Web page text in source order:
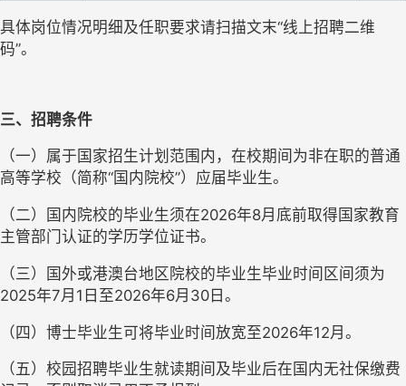
具体岗位情况明细及任职要求请扫描文末“线上招聘二维
码”。
三、招聘条件
（一）属于国家招生计划范围内，在校期间为非在职的普通
高等学校（简称“国内院校”）应届毕业生。
（二）国内院校的毕业生须在2026年8月底前取得国家教育
主管部门认证的学历学位证书。
（三）国外或港澳台地区院校的毕业生毕业时间区间须为
2025年7月1日至2026年6月30日。
（四）博士毕业生可将毕业时间放宽至2026年12月。
（五）校园招聘毕业生就读期间及毕业后在国内无社保缴费